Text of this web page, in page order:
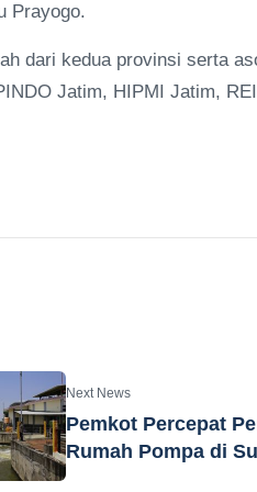
Prayogo.
dari kedua provinsi serta
Jatim, HIPMI Jatim,
Next News
Pemkot Percepat
Rumah Pompa di